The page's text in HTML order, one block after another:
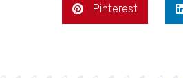
Pinterest